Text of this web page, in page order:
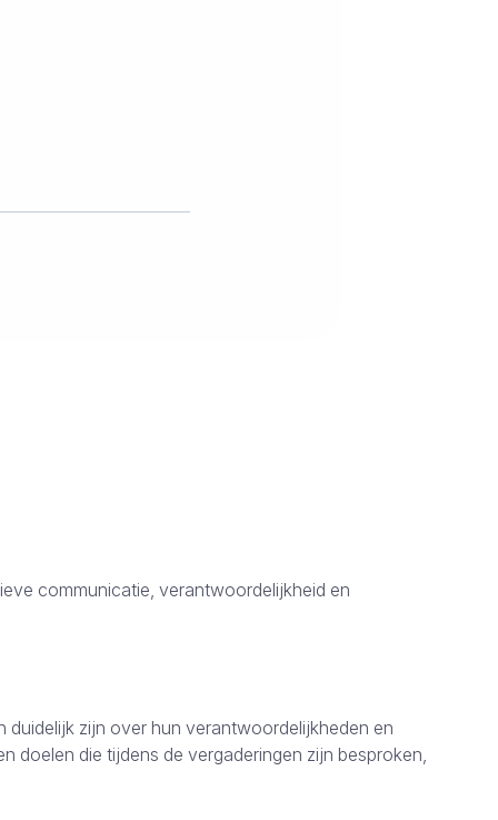
communicatie, verantwoordelijkheid en
zijn over hun verantwoordelijkheden en
doelen die tijdens de vergaderingen zijn besproken,